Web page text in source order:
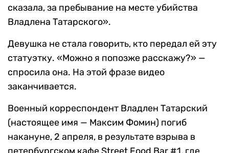
сказала, за пребывание на месте убийства
Владлена Татарского».
Девушка не стала говорить, кто передал ей эту
статуэтку. «Можно я попозже расскажу?» —
спросила она. На этой фразе видео
заканчивается.
Военный корреспондент Владлен Татарский
(настоящее имя — Максим Фомин) погиб
накануне, 2 апреля, в результате взрыва в